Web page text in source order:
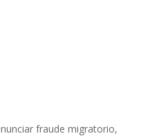
fraude migratorio,